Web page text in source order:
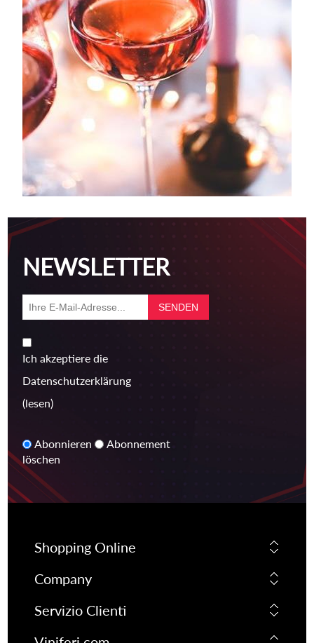
NEWSLETTER
Ich akzeptiere die
Datenschutzerklärung
(lesen)
Abonnieren
Abonnement
löschen
Shopping Online
Company
Servizio Clienti